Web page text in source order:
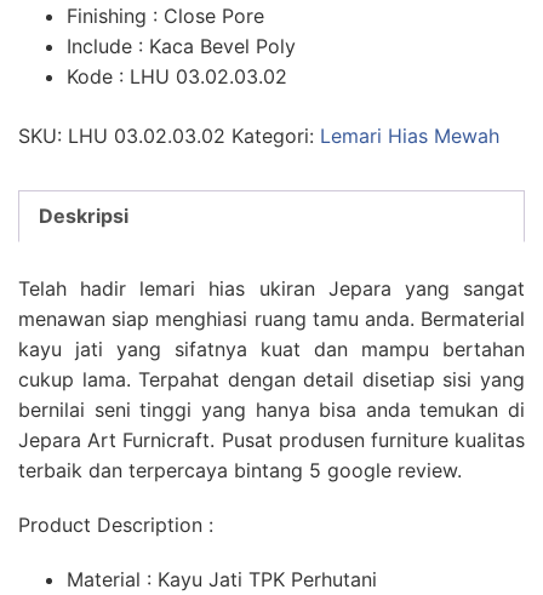
Finishing : Close Pore
Include : Kaca Bevel Poly
Kode : LHU 03.02.03.02
SKU: LHU 03.02.03.02 Kategori: Lemari Hias Mewah
Deskripsi
Telah hadir lemari hias ukiran Jepara yang sangat
menawan siap menghiasi ruang tamu anda. Bermaterial
kayu jati yang sifatnya kuat dan mampu bertahan
cukup lama. Terpahat dengan detail disetiap sisi yang
bernilai seni tinggi yang hanya bisa anda temukan di
Jepara Art Furnicraft. Pusat produsen furniture kualitas
terbaik dan terpercaya bintang 5 google review.
Product Description :
Material : Kayu Jati TPK Perhutani